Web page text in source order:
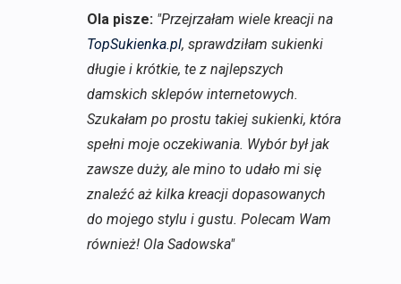
Ola pisze: "Przejrzałam wiele kreacji na
TopSukienka.pl, sprawdziłam sukienki
długie i krótkie, te z najlepszych
damskich sklepów internetowych.
Szukałam po prostu takiej sukienki, która
spełni moje oczekiwania. Wybór był jak
zawsze duży, ale mino to udało mi się
znaleźć aż kilka kreacji dopasowanych
do mojego stylu i gustu. Polecam Wam
również! Ola Sadowska"